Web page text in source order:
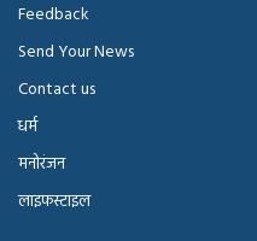
Feedback
Send Your News
Contact us
धर्म
मनोरंजन
लाइफस्टाइल